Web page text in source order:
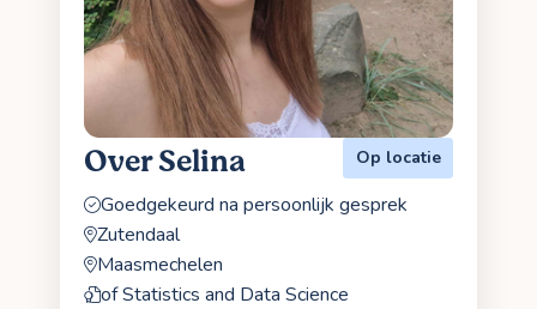
Over Selina Op locatie
Goedgekeurd na persoonlijk gesprek
Zutendaal
Maasmechelen
of Statistics and Data Science